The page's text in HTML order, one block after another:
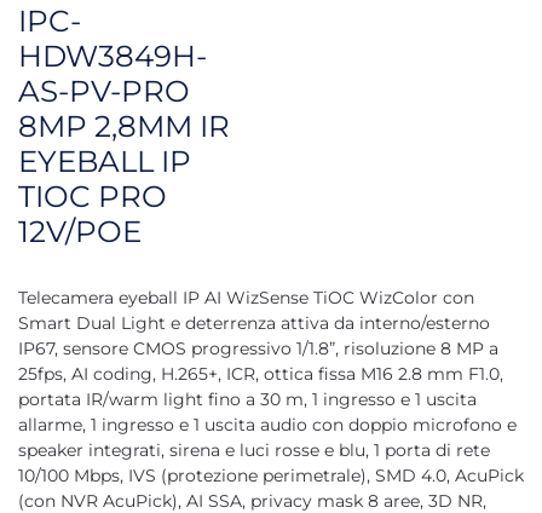
IPC-
HDW3849H-
AS-PV-PRO
8MP 2,8MM IR
EYEBALL IP
TIOC PRO
12V/POE
Telecamera eyeball IP AI WizSense TiOC WizColor con
Smart Dual Light e deterrenza attiva da interno/esterno
IP67, sensore CMOS progressivo 1/1.8”, risoluzione 8 MP a
25fps, AI coding, H.265+, ICR, ottica fissa M16 2.8 mm F1.0,
portata IR/warm light fino a 30 m, 1 ingresso e 1 uscita
allarme, 1 ingresso e 1 uscita audio con doppio microfono e
speaker integrati, sirena e luci rosse e blu, 1 porta di rete
10/100 Mbps, IVS (protezione perimetrale), SMD 4.0, AcuPick
(con NVR AcuPick), AI SSA, privacy mask 8 aree, 3D NR,